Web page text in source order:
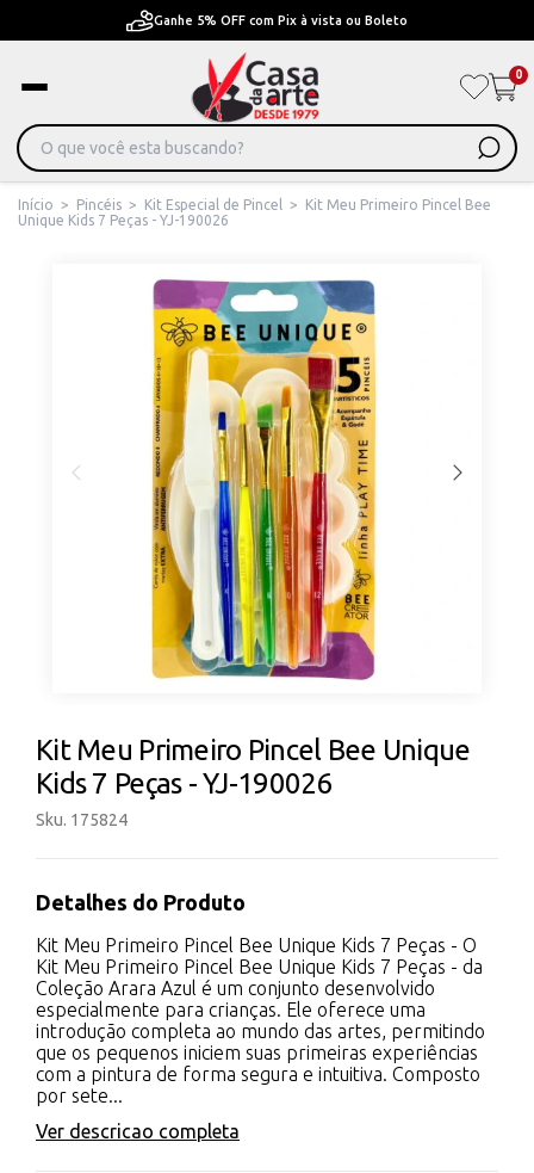
Ganhe 5% OFF com Pix à vista ou Boleto
0
Início > Pincéis > Kit Especial de Pincel >
Kit Meu Primeiro Pincel Bee
Unique Kids 7 Peças - YJ-190026
Kit Meu Primeiro Pincel Bee Unique
Kids 7 Peças - YJ-190026
Sku. 175824
Detalhes do Produto
Kit Meu Primeiro Pincel Bee Unique Kids 7 Peças - O
Kit Meu Primeiro Pincel Bee Unique Kids 7 Peças - da
Coleção Arara Azul é um conjunto desenvolvido
especialmente para crianças. Ele oferece uma
introdução completa ao mundo das artes, permitindo
que os pequenos iniciem suas primeiras experiências
com a pintura de forma segura e intuitiva. Composto
por sete...
Ver descricao completa